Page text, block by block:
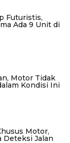
Futuristis,
Ada 9 Unit di
Motor Tidak
Kondisi Ini
Motor,
Deteksi Jalan